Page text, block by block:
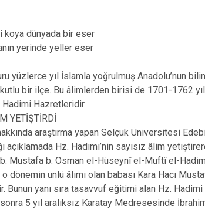
koya dünyada bir eser
yerinde yeller eser
yüzlerce yıl İslamla yoğrulmuş Anadolu’nun
bir ilçe. Bu âlimlerden birisi de 1701-1762
Hadimi Hazretleridir.
YETİŞTİRDİ
araştırma yapan Selçuk Üniversitesi
açıklamada Hz. Hadimi’nin sayısız âlim
Mustafa b. Osman el-Hüseynî el-Müftî el-
dönemin ünlü âlimi olan babası Kara Hacı
Bunun yanı sıra tasavvuf eğitimi alan Hz. Hadimi
5 yıl aralıksız Karatay Medresesinde